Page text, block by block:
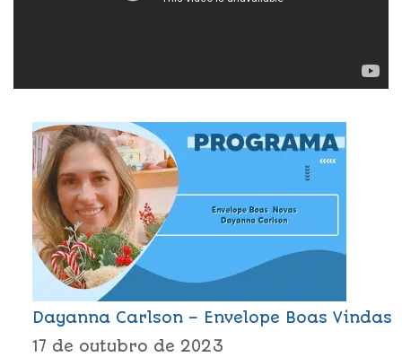
Dayanna Carlson – Envelope Boas Vindas
17 de outubro de 2023